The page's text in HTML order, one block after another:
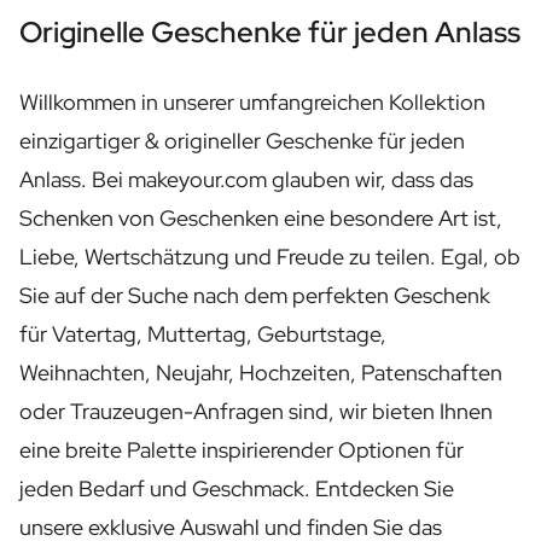
Personalisierter Cava
Weinpaket 2 x Wein
Alkoholfreie Getränke
Personalisiertes Ingwerkonzentrat
Personalisierter alkoholischer Alternativ-Gin
Lifestyle
Lifestyle
Personalisierte Trinkflasche - Wasserflasche
Kerzen
Personalisierte Kerze
Personalisierte Duftstäbchen
Personalisierte Blumenvase
Rahmen
Originelle Geschenke für jeden Anlass
Willkommen in unserer umfangreichen Kollektion
einzigartiger & origineller Geschenke für jeden
Anlass. Bei makeyour.com glauben wir, dass das
Schenken von Geschenken eine besondere Art ist,
Liebe, Wertschätzung und Freude zu teilen. Egal, ob
Sie auf der Suche nach dem perfekten Geschenk
für Vatertag, Muttertag, Geburtstage,
Weihnachten, Neujahr, Hochzeiten, Patenschaften
oder Trauzeugen-Anfragen sind, wir bieten Ihnen
eine breite Palette inspirierender Optionen für
jeden Bedarf und Geschmack. Entdecken Sie
unsere exklusive Auswahl und finden Sie das